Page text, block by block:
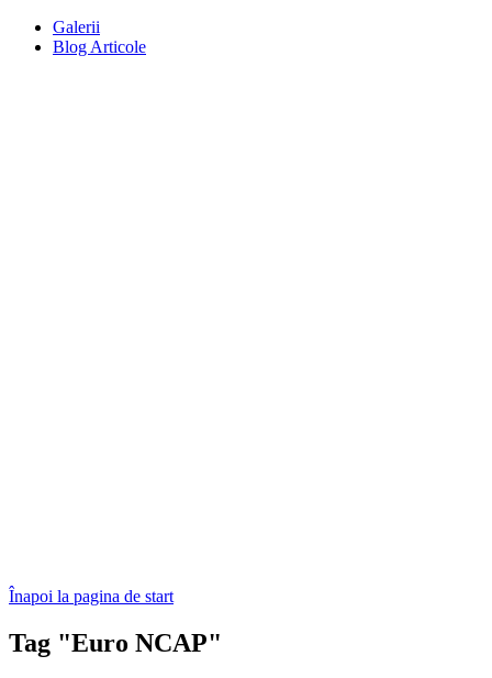
Galerii
Blog Articole
Înapoi la pagina de start
Tag "Euro NCAP"